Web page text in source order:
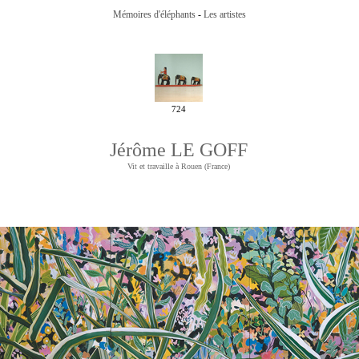
Mémoires d'éléphants - Les artistes
724
Jérôme LE GOFF
Vit et travaille à Rouen (France)